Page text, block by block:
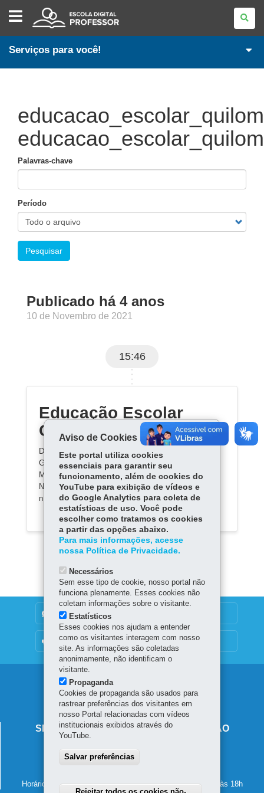
ESCOLA
DIGITAL
-
PROFESSOR
Serviços para você!
Palavras-chave
Período
Pesquisar
Publicado há 4 anos
10 de Novembro de 2021
15:46
Educação Escolar
Quilombola
De acordo com as Diretrizes Curriculares Nacionais
Gerais para a Educação Básica, ela é uma
Modalidade de Ensino com Diretrizes Curriculares
Nacionais específicas estabelecidas pela Resolução
n.º 08/2012 CNE/CEB.
DENUNCIE CORRUPÇÃO
OUVIDORIA
Navegação
principal
SECRETARIA DE ESTADO DA EDUCAÇÃO
80610-011-Curitiba
Horário de atendimento: de segunda a sexta-feira, das 8h às 18h
Aviso de Cookies
Este portal utiliza cookies
essenciais para garantir seu
funcionamento, além de cookies do
YouTube para exibição de vídeos e
do Google Analytics para coleta de
estatísticas de uso. Você pode
escolher como tratamos os cookies
a partir das opções abaixo.
Para mais informações, acesse
nossa Política de Privacidade.
Necessários
Sem esse tipo de cookie, nosso portal não
funciona plenamente. Esses cookies não
coletam informações sobre o visitante.
Estatísticos
Esses cookies nos ajudam a entender
como os visitantes interagem com nosso
site. As informações são coletadas
anonimamente, não identificam o
visitante.
Propaganda
Cookies de propaganda são usados para
rastrear preferências dos visitantes em
nosso Portal relacionadas com vídeos
institucionais exibidos através do
YouTube.
Salvar preferências